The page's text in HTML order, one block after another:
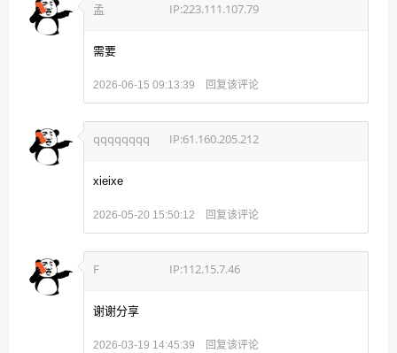
孟 IP:223.111.107.79
需要
2026-06-15 09:13:39 回复该评论
qqqqqqqq IP:61.160.205.212
xieixe
2026-05-20 15:50:12 回复该评论
F IP:112.15.7.46
谢谢分享
2026-03-19 14:45:39 回复该评论